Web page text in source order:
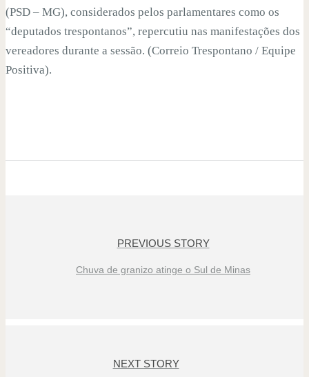
(PSD – MG), considerados pelos parlamentares como os
“deputados trespontanos”, repercutiu nas manifestações dos
vereadores durante a sessão. (Correio Trespontano / Equipe
Positiva).
PREVIOUS STORY
Chuva de granizo atinge o Sul de Minas
NEXT STORY